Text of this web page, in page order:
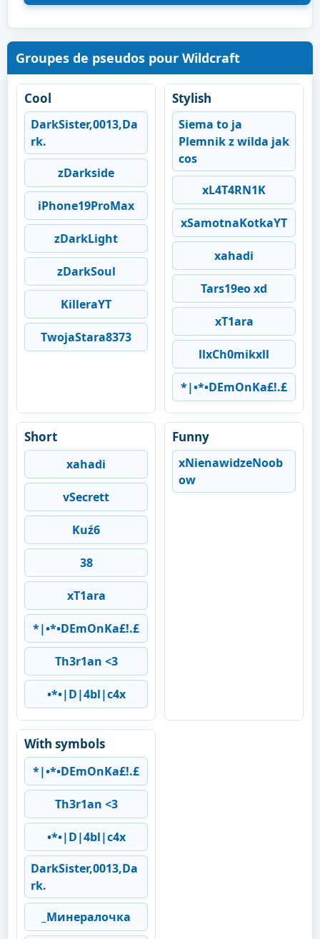
Groupes de pseudos pour Wildcraft
Cool
DarkSister,0013,Da
rk.
zDarkside
iPhone19ProMax
zDarkLight
zDarkSoul
KilleraYT
TwojaStara8373
Stylish
Siema to ja
Plemnik z wilda jak
cos
xL4T4RN1K
xSamotnaKotkaYT
xahadi
Tars19eo xd
xT1ara
llxCh0mikxll
*|•*•DEmOnKa£!.£
Short
xahadi
vSecrett
Kuź6
38
xT1ara
*|•*•DEmOnKa£!.£
Th3r1an <3
•*•|D|4bl|c4x
Funny
xNienawidzeNoob
ow
With symbols
*|•*•DEmOnKa£!.£
Th3r1an <3
•*•|D|4bl|c4x
DarkSister,0013,Da
rk.
_Минералочка